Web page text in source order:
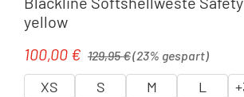
yellow
Verkaufspreis:
100,00 € Regulärer Preis:
129,95 €(23% gespart)
XS S M L +